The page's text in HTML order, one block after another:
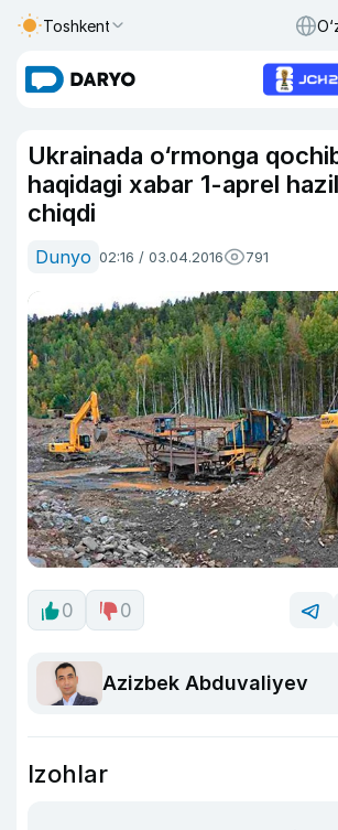
Toshkent
Ukrainada o‘rmonga
haqidagi xabar 1-aprel
chiqdi
Dunyo 02:16 / 03.04.2016 791
0 0
Azizbek Abduvaliyev
Izohlar